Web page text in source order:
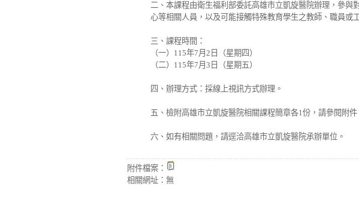
二、本課程由衛生福利部委託高雄市立凱旋醫院辦理，參與
心等相關人員，以及可能接觸特殊教育學生之教師、職員或
三、課程時間：
（一）115年7月2日（星期四）
（二）115年7月3日（星期五）
四、辦理方式：採線上視訊方式辦理。
五、檢附高雄市立凱旋醫院相關課程簡章各1份，請參閱附件
六、如有相關問題，請逕洽高雄市立凱旋醫院承辦單位。
附件檔案：
相關網址： 無